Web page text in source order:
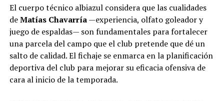
El cuerpo técnico albiazul considera que las cualidades
deMatías Chavarría—experiencia, olfato goleador y
juego de espaldas— son fundamentales para fortalecer
una parcela del campo que el club pretende que dé un
salto de calidad. El fichaje se enmarca en la planificación
deportiva del club para mejorar su eficacia ofensiva de
cara al inicio de la temporada.